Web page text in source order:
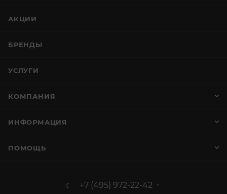
АКЦИИ
БРЕНДЫ
УСЛУГИ
КОМПАНИЯ
ИНФОРМАЦИЯ
ПОМОЩЬ
+7 (495) 972-22-42